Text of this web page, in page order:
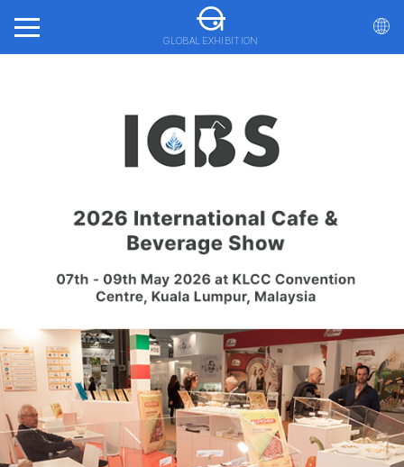
GLOBAL EXHIBITION